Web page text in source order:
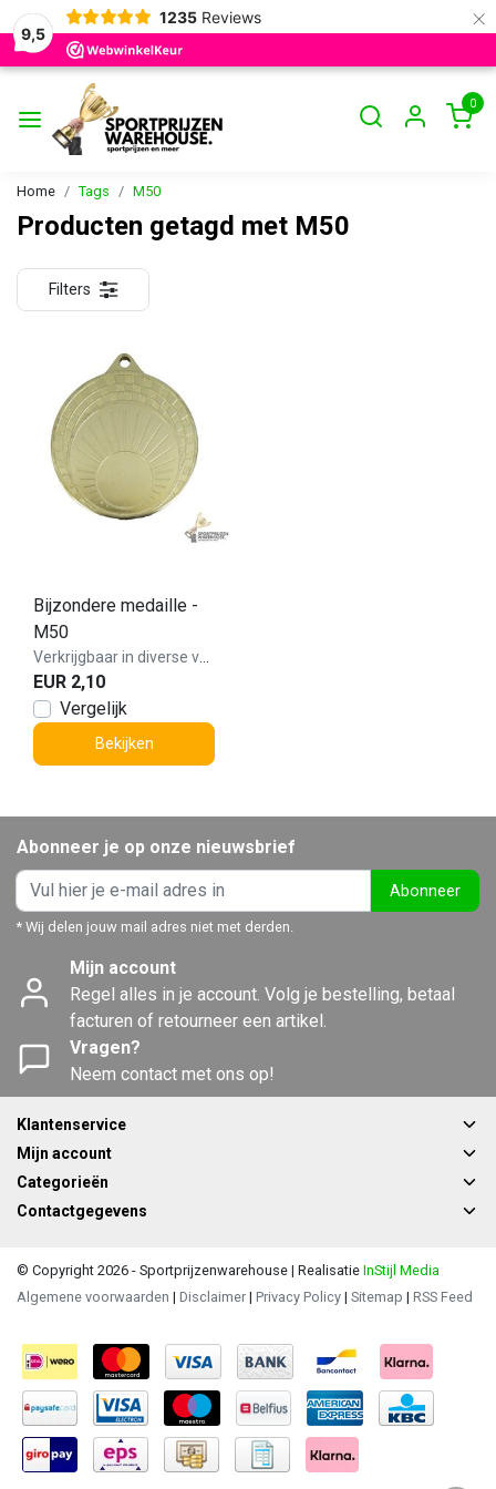
9,5
1235 Reviews ×
0
Home Tags M50
Producten getagd met M50
Filters
Bijzondere medaille -
M50
EUR 2,10
Vergelijk
Bekijken
Abonneer je op onze nieuwsbrief
Abonneer
* Wij delen jouw mail adres niet met derden.
Mijn account
Regel alles in je account. Volg je bestelling, betaal
facturen of retourneer een artikel.
Vragen?
Neem contact met ons op!
Klantenservice
Mijn account
Categorieën
Contactgegevens
© Copyright 2026 - Sportprijzenwarehouse | Realisatie InStijl Media
Algemene voorwaarden | Disclaimer | Privacy Policy | Sitemap | RSS Feed